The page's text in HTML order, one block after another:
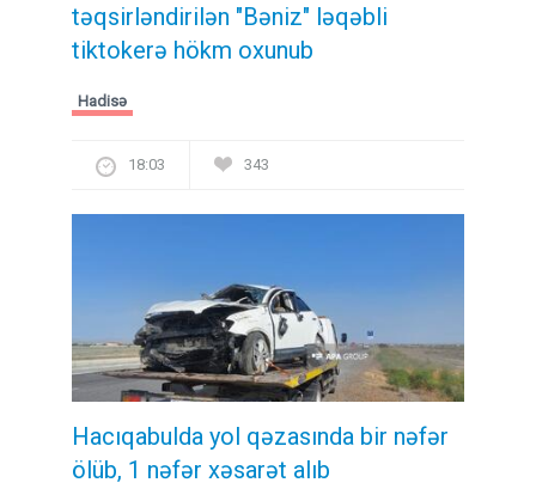
təqsirləndirilən "Bəniz" ləqəbli
tiktokerə hökm oxunub
Hadisə
18:03 343
Hacıqabulda yol qəzasında bir nəfər
ölüb, 1 nəfər xəsarət alıb